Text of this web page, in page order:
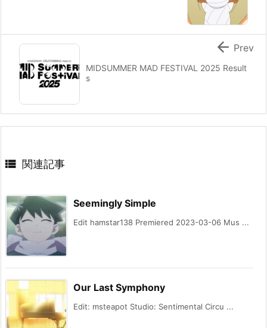
MIDSUMMER MAD FESTIVAL 2025 Result
s
 Prev
 関連記事
Seemingly Simple
Edit hamstar138 Premiered 2023-03-06 Mus ...
Our Last Symphony
Edit: msteapot Studio: Sentimental Circu ...